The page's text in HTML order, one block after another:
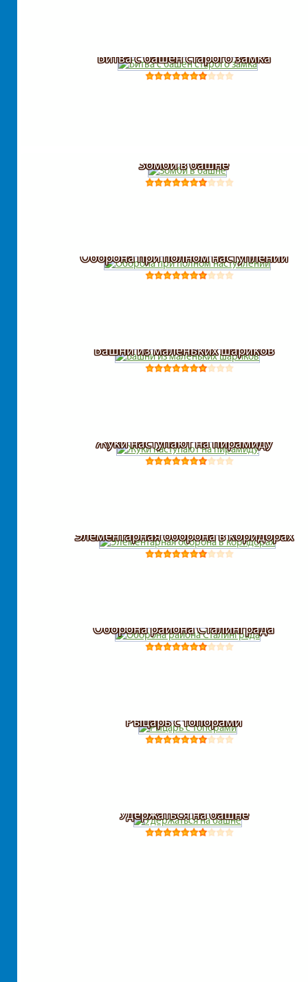
Битва с башен старого замка
Зомби в башне
Оборона при полном наступлении
Башни из маленьких шариков
Жуки наступают на пирамиду
Элементарная оборона в коридорах
Оборона района Сталинграда
Рыцарь с топорами
Удержаться на башне